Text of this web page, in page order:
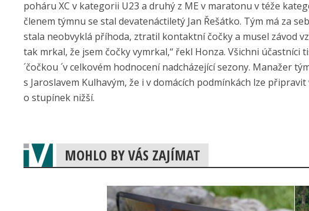
poháru XC v kategorii U23 a druhý z ME v maratonu v téže
členem týmnu se stal devatenáctiletý Jan Řešátko. Tým má za
stala neobvyklá příhoda, ztratil kontaktní čočky a musel závod
tak mrkal, že jsem čočky vymrkal,“ řekl Honza. Všichni
´čočkou ´v celkovém hodnocení nadcházející sezony. Manažer
s Jaroslavem Kulhavým, že i v domácích podmínkách lze
o stupínek nižší.
MOHLO BY VÁS ZAJÍMAT